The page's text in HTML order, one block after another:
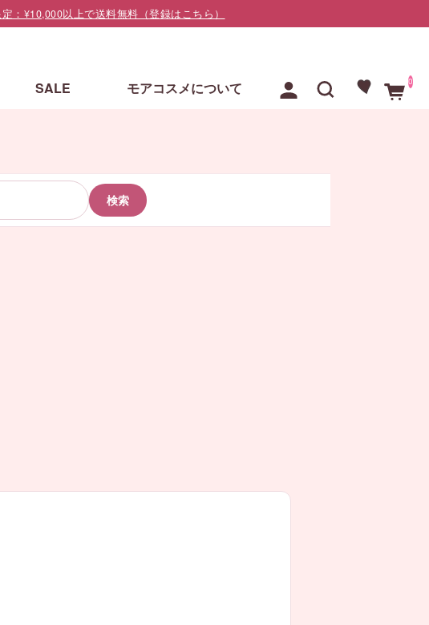
SALE モアコスメについて 0
検索
：¥10,000以上で送料無料（登録はこちら）